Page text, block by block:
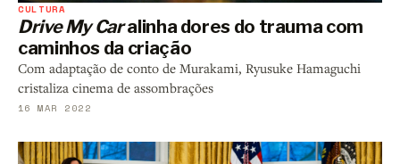
CULTURA
Drive My Caralinha dores do trauma com
caminhos da criação
Com adaptação de conto de Murakami, Ryusuke Hamaguchi
cristaliza cinema de assombrações
16 MAR 2022